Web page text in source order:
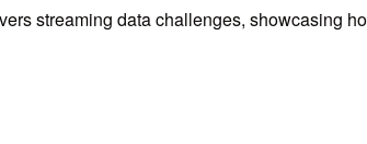
streaming data challenges, showcasing